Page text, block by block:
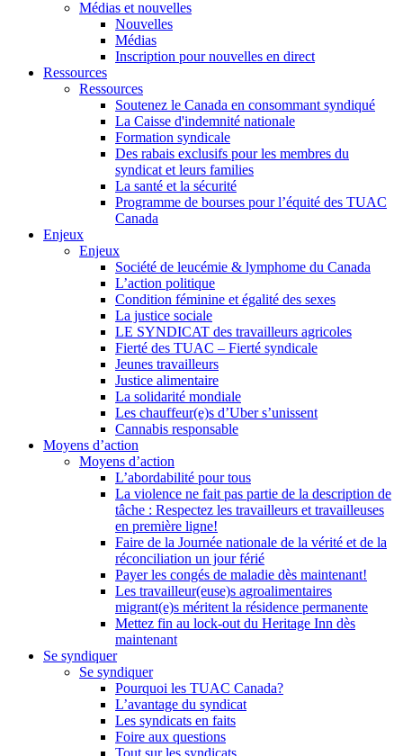
Médias et nouvelles
Nouvelles
Médias
Inscription pour nouvelles en direct
Ressources
Ressources
Soutenez le Canada en consommant syndiqué
La Caisse d'indemnité nationale
Formation syndicale
Des rabais exclusifs pour les membres du
syndicat et leurs families
La santé et la sécurité
Programme de bourses pour l’équité des TUAC
Canada
Enjeux
Enjeux
Société de leucémie & lymphome du Canada
L’action politique
Condition féminine et égalité des sexes
La justice sociale
LE SYNDICAT des travailleurs agricoles
Fierté des TUAC – Fierté syndicale
Jeunes travailleurs
Justice alimentaire
La solidarité mondiale
Les chauffeur(e)s d’Uber s’unissent
Cannabis responsable
Moyens d’action
Moyens d’action
L’abordabilité pour tous
La violence ne fait pas partie de la description de
tâche : Respectez les travailleurs et travailleuses
en première ligne!
Faire de la Journée nationale de la vérité et de la
réconciliation un jour férié
Payer les congés de maladie dès maintenant!
Les travailleur(euse)s agroalimentaires
migrant(e)s méritent la résidence permanente
Mettez fin au lock-out du Heritage Inn dès
maintenant
Se syndiquer
Se syndiquer
Pourquoi les TUAC Canada?
L’avantage du syndicat
Les syndicats en faits
Foire aux questions